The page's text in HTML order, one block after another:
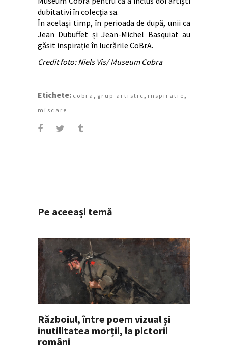
dubitativi în colecția sa.
În același timp, în perioada de după, unii ca
Jean Dubuffet și Jean-Michel Basquiat au
găsit inspirație în lucrările CoBrA.
Credit foto: Niels Vis/ Museum Cobra
Etichete: cobra , grup artistic, inspiratie,
miscare
Pe aceeași temă
Războiul, între poem vizual și
inutilitatea morții, la pictorii
români